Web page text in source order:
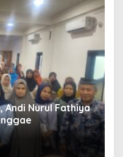
Andi Nurul Fathiya